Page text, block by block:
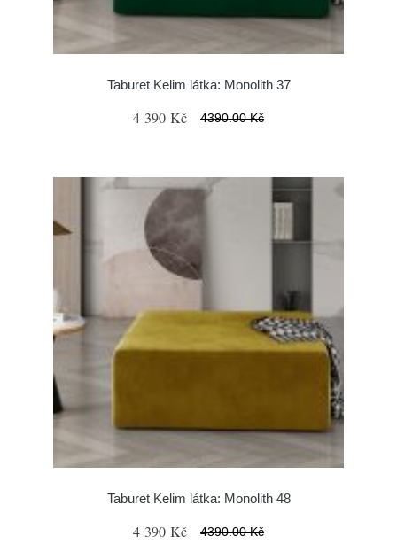
Taburet Kelim látka: Monolith 37
4 390 Kč 4390.00 Kč
Taburet Kelim látka: Monolith 48
4 390 Kč 4390.00 Kč